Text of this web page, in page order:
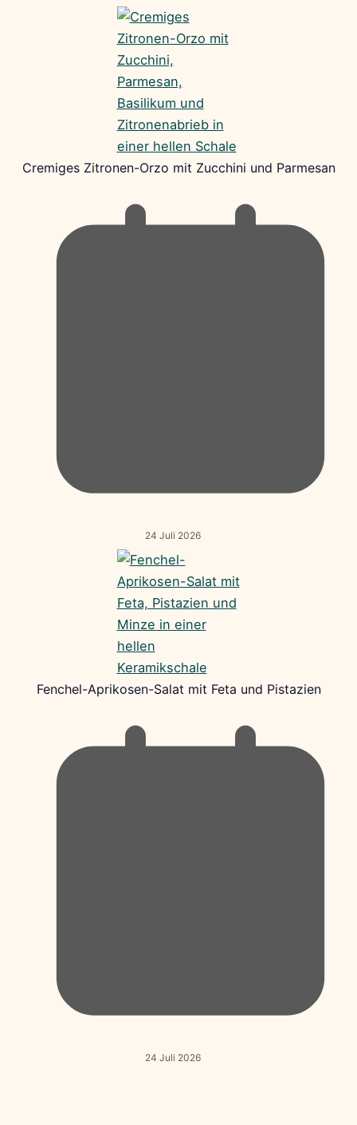
Cremiges Zitronen-Orzo mit Zucchini und Parmesan
24 Juli 2026
Fenchel-Aprikosen-Salat mit Feta und Pistazien
24 Juli 2026